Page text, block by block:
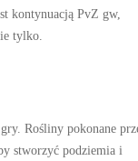
kontynuacją PvZ gw,
tylko.
Rośliny pokonane
stworzyć podziemia i